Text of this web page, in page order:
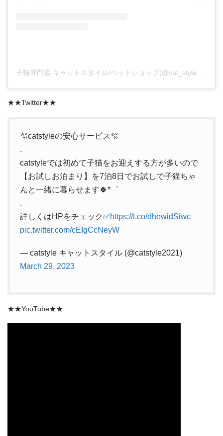
★★Twitter★★
🫧catstyleの安心サービス🫧
.
catstyleでは初めて子猫をお迎えする方が多いので
【お試しお泊まり】を7泊8日でお試しで子猫ちゃ
んと一緒に暮らせます🍀*゜
.
詳しくはHPをチェック✅https://t.co/dhewidSiwc
pic.twitter.com/cEIgCcNeyW
— catstyle キャットスタイル (@catstyle2021)
March 29, 2023
★★YouTube★★